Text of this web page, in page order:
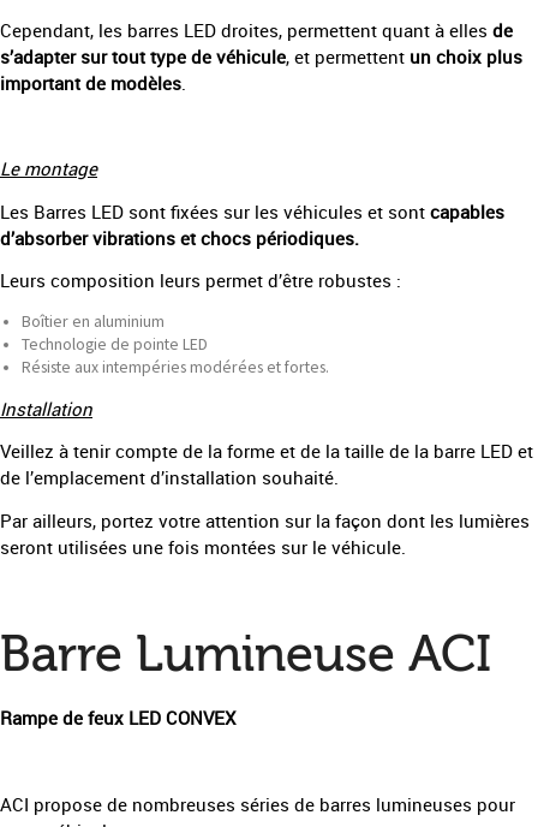
Cependant, les barres LED droites, permettent quant à elles de
s’adapter sur tout type de véhicule, et permettent un choix plus
important de modèles
Le montage
Les Barres LED sont fixées sur les véhicules et sont capables
d’absorber vibrations et chocs périodiques.
Leurs composition leurs permet d’être robustes :
Boîtier en aluminium
Technologie de pointe LED
Résiste aux intempéries modérées et fortes.
Installation
Veillez à tenir compte de la forme et de la taille de la barre LED et
de l’emplacement d’installation souhaité.
Par ailleurs, portez votre attention sur la façon dont les lumières
seront utilisées une fois montées sur le véhicule.
Barre Lumineuse ACI
Rampe de feux LED CONVEX
ACI propose de nombreuses séries de barres lumineuses pour